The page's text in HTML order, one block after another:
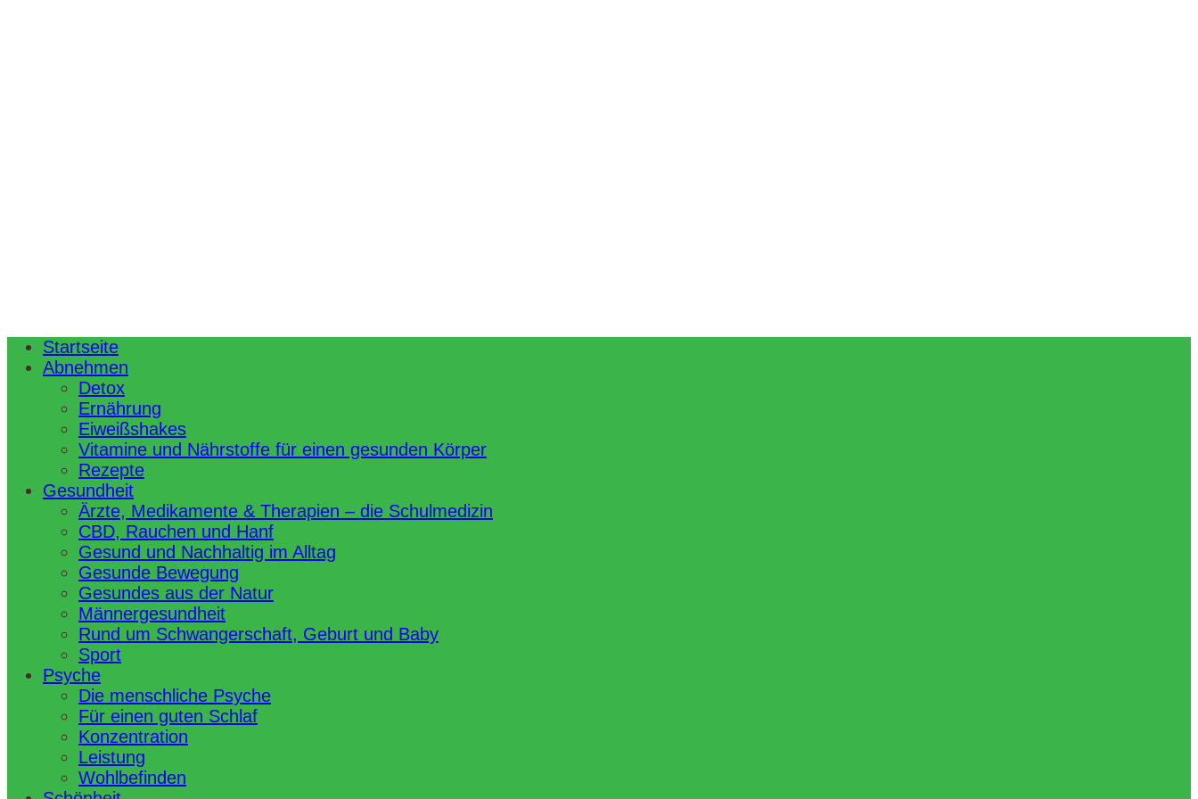
Startseite
Abnehmen
Detox
Ernährung
Eiweißshakes
Vitamine und Nährstoffe für einen gesunden Körper
Rezepte
Gesundheit
Ärzte, Medikamente & Therapien – die Schulmedizin
CBD, Rauchen und Hanf
Gesund und Nachhaltig im Alltag
Gesunde Bewegung
Gesundes aus der Natur
Männergesundheit
Rund um Schwangerschaft, Geburt und Baby
Sport
Psyche
Die menschliche Psyche
Für einen guten Schlaf
Konzentration
Leistung
Wohlbefinden